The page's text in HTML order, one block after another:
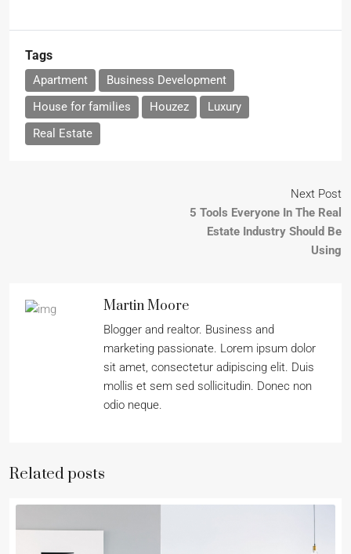
Tags
Apartment
Business Development
House for families
Houzez
Luxury
Real Estate
Next Post
5 Tools Everyone In The Real
Estate Industry Should Be
Using
Martin Moore
Blogger and realtor. Business and
marketing passionate. Lorem ipsum dolor
sit amet, consectetur adipiscing elit. Duis
mollis et sem sed sollicitudin. Donec non
odio neque.
Related posts